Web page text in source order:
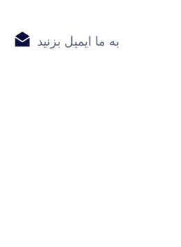
به ما ایمیل بزنید